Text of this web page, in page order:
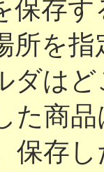
保存
所を
ダは
た商
保存